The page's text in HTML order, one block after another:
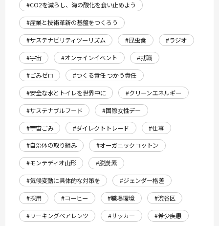
#CO2を減らし、海の酸化を食い止めよう
#産業と技術革新の基盤をつくろう
#サステナビリティツーリズム
#昆虫食
#ラジオ
#宇宙
#オンラインイベント
#就職
#ごみゼロ
#つくる責任 つかう責任
#安全な水とトイレを世界中に
#クリーンエネルギー
#サステナブルフード
#国際女性デー
#宇宙ごみ
#ダイレクトトレード
#仕事
#自治体の取り組み
#オーガニックコットン
#モンテディオ山形
#脱炭素
#気候変動に具体的な対策を
#ジェンダー格差
#採用
#コーヒー #職場環境
#渋谷区
#ワーキングペアレンツ
#サッカー
#希少疾患